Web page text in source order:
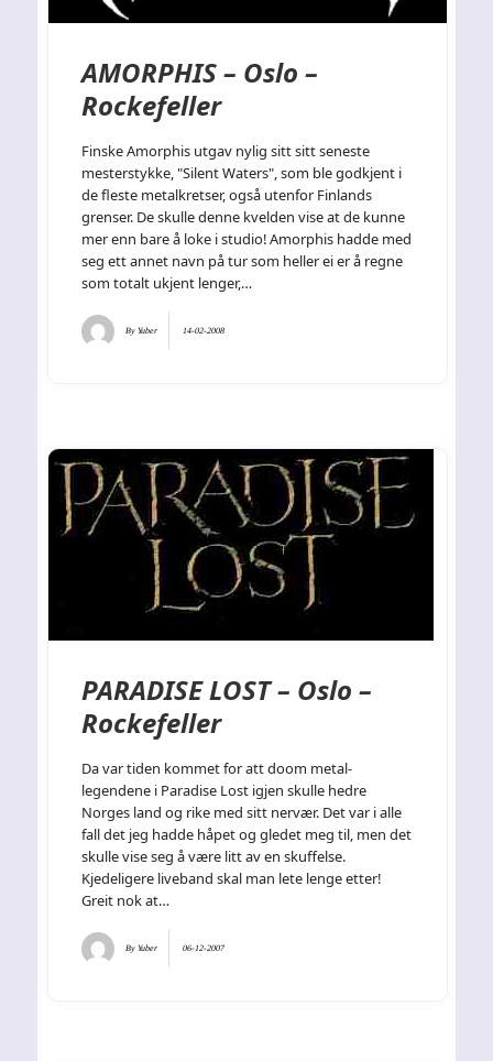
AMORPHIS – Oslo –
Rockefeller
Finske Amorphis utgav nylig sitt sitt seneste
mesterstykke, "Silent Waters", som ble godkjent i
de fleste metalkretser, også utenfor Finlands
grenser. De skulle denne kvelden vise at de kunne
mer enn bare å loke i studio! Amorphis hadde med
seg ett annet navn på tur som heller ei er å regne
som totalt ukjent lenger,…
ByYuber 14-02-2008
PARADISE LOST – Oslo –
Rockefeller
Da var tiden kommet for att doom metal-
legendene i Paradise Lost igjen skulle hedre
Norges land og rike med sitt nervær. Det var i alle
fall det jeg hadde håpet og gledet meg til, men det
skulle vise seg å være litt av en skuffelse.
Kjedeligere liveband skal man lete lenge etter!
Greit nok at…
ByYuber 06-12-2007